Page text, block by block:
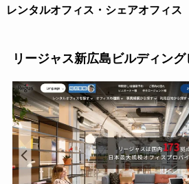
レンタルオフィス・シェアオフィス
リージャス新広島ビルディン